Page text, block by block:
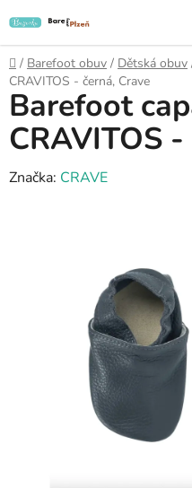
na
obsah
Domů
/ Barefoot obuv / Dětská obuv
CRAVITOS - černá, Crave
Barefoot
CRAVITOS
Značka: CRAVE